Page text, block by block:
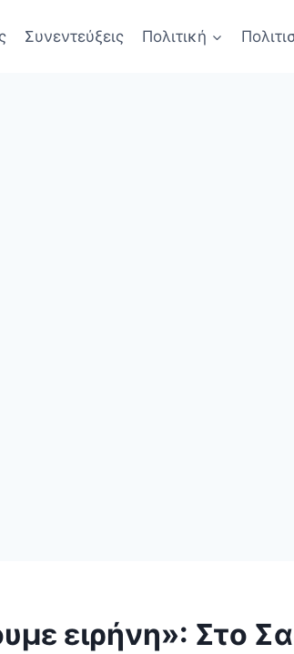
Συνεντεύξεις Πολιτική
ειρήνη»: Στο